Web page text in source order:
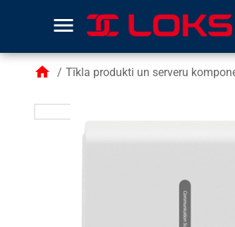
menu
home / Tīkla produkti un serveru